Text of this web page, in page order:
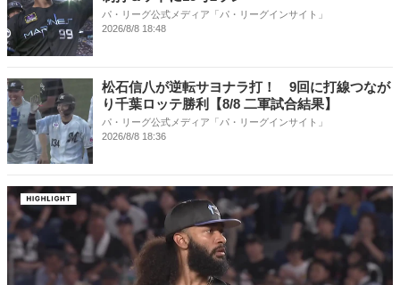
パ・リーグ公式メディア「パ・リーグインサイト」
2026/8/8 18:48
松石信八が逆転サヨナラ打！ 9回に打線つなが
り千葉ロッテ勝利【8/8 二軍試合結果】
パ・リーグ公式メディア「パ・リーグインサイト」
2026/8/8 18:36